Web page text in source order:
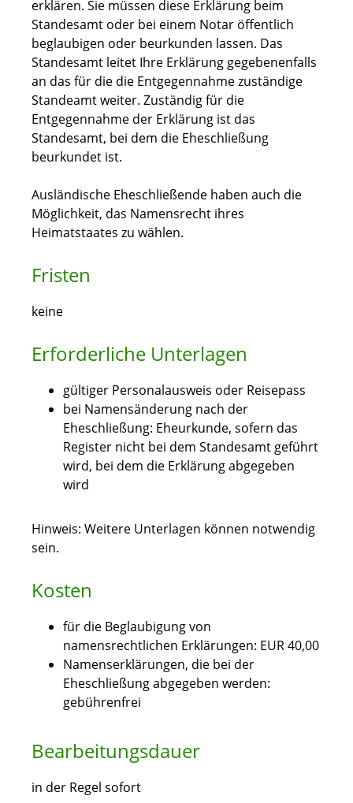
erklären. Sie müssen diese Erklärung beim
Standesamt oder bei einem Notar öffentlich
beglaubigen oder beurkunden lassen. Das
Standesamt leitet Ihre Erklärung gegebenenfalls
an das für die die Entgegennahme zuständige
Standeamt weiter. Zuständig für die
Entgegennahme der Erklärung ist das
Standesamt, bei dem die Eheschließung
beurkundet ist.
Ausländische Eheschließende haben auch die
Möglichkeit, das Namensrecht ihres
Heimatstaates zu wählen.
Fristen
keine
Erforderliche Unterlagen
gültiger Personalausweis oder Reisepass
bei Namensänderung nach der
Eheschließung: Eheurkunde, sofern das
Register nicht bei dem Standesamt geführt
wird, bei dem die Erklärung abgegeben
wird
Hinweis: Weitere Unterlagen können notwendig
sein.
Kosten
für die Beglaubigung von
namensrechtlichen Erklärungen: EUR 40,00
Namenserklärungen, die bei der
Eheschließung abgegeben werden:
gebührenfrei
Bearbeitungsdauer
in der Regel sofort